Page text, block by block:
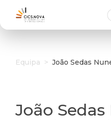
Equipa > João Sedas
João Sedas